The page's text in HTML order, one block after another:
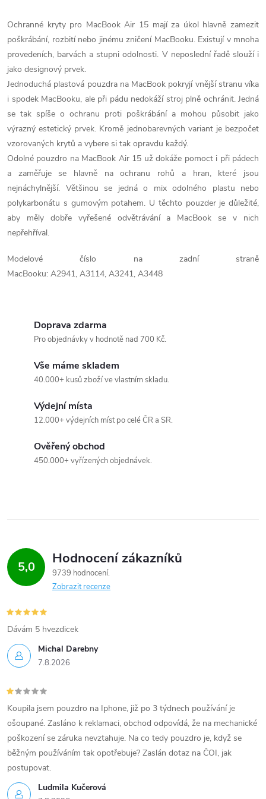
v
l
á
d
a
c
í
p
r
v
k
Ochranné kryty pro MacBook Air 15 mají za úkol hlavně zamezit
poškrábání, rozbití nebo jinému zničení MacBooku. Existují v mnoha
provedeních, barvách a stupni odolnosti. V neposlední řadě slouží i
jako designový prvek.
Jednoduchá plastová pouzdra na MacBook pokryjí vnější stranu víka
i spodek MacBooku, ale při pádu nedokáží stroj plně ochránit. Jedná
se tak spíše o ochranu proti poškrábání a mohou působit jako
výrazný estetický prvek. Kromě jednobarevných variant je bezpočet
vzorovaných krytů a vybere si tak opravdu každý.
Odolné pouzdro na MacBook Air 15 už dokáže pomoct i při pádech
a zaměřuje se hlavně na ochranu rohů a hran, které jsou
nejnáchylnější. Většinou se jedná o mix odolného plastu nebo
polykarbonátu s gumovým potahem. U těchto pouzder je důležité,
aby měly dobře vyřešené odvětrávání a MacBook se v nich
nepřehříval.
Modelové číslo na zadní straně
MacBooku: A2941, A3114, A3241, A3448
Doprava zdarma
Pro objednávky v hodnotě nad 700 Kč.
Vše máme skladem
40.000+ kusů zboží ve vlastním skladu.
Výdejní místa
12.000+ výdejních míst po celé ČR a SR.
Ověřený obchod
450.000+ vyřízených objednávek.
5,0 Hodnocení zákazníků
9739 hodnocení
Zobrazit recenze
Michal Darebny
7.8.2026
Dávám 5 hvezdicek
Ludmila Kučerová
Koupila jsem pouzdro na Iphone, již po 3 týdnech používání je
ošoupané. Zasláno k reklamaci, obchod odpovídá, že na mechanické
poškození se záruka nevztahuje. Na co tedy pouzdro je, když se
běžným používáním tak opotřebuje? Zaslán dotaz na ČOI, jak
postupovat.